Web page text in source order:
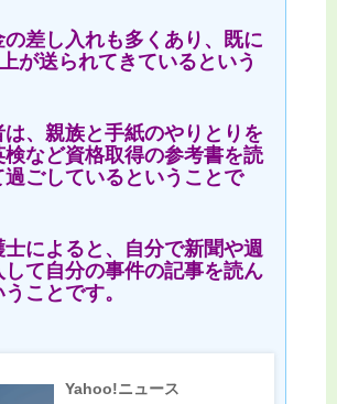
の差し入れも多くあり、既に
が送られてきているという
は、親族と手紙のやりとりを
検など資格取得の参考書を読
過ごしているということで
士によると、自分で新聞や週
て自分の事件の記事を読ん
ことです。
Yahoo!ニュース